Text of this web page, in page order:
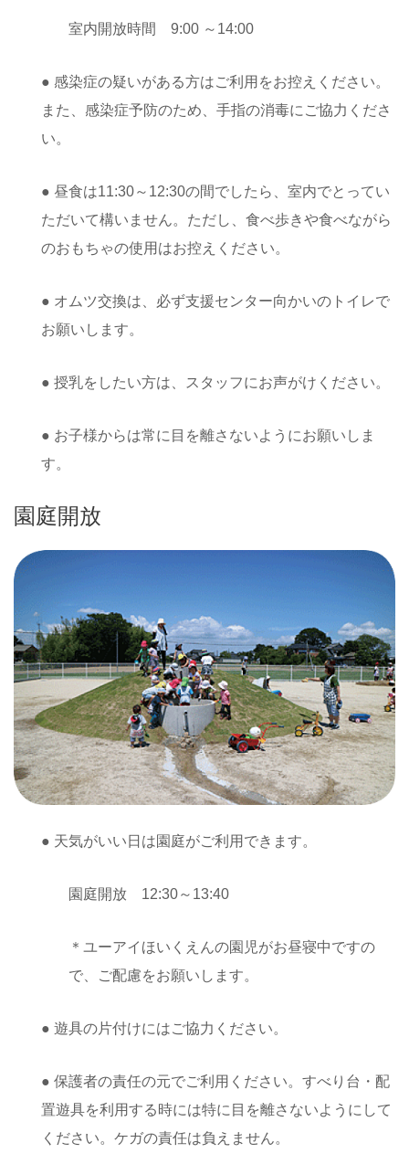
室内開放時間 9:00 ～14:00
● 感染症の疑いがある方はご利用をお控えください。
また、感染症予防のため、手指の消毒にご協力くださ
い。
● 昼食は11:30～12:30の間でしたら、室内でとってい
ただいて構いません。ただし、食べ歩きや食べながら
のおもちゃの使用はお控えください。
● オムツ交換は、必ず支援センター向かいのトイレで
お願いします。
● 授乳をしたい方は、スタッフにお声がけください。
● お子様からは常に目を離さないようにお願いしま
す。
園庭開放
● 天気がいい日は園庭がご利用できます。
園庭開放 12:30～13:40
＊ユーアイほいくえんの園児がお昼寝中ですの
で、ご配慮をお願いします。
● 遊具の片付けにはご協力ください。
● 保護者の責任の元でご利用ください。すべり台・配
置遊具を利用する時には特に目を離さないようにして
ください。ケガの責任は負えません。